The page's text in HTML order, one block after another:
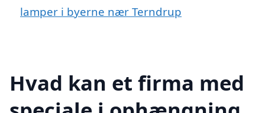
lamper i byerne nær Terndrup
Hvad kan et firma med